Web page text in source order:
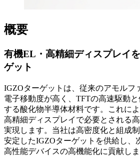
概要
有機EL・高精細ディスプレイ
ゲット
IGZOターゲットは、従来のアモルフ
電子移動度が高く、TFTの高速駆動
する酸化物半導体材料です。これに
高精細ディスプレイで必要とされる
実現します。当社は高密度化と組成
安定したIGZOターゲットを供給し、
高性能デバイスの高機能化に貢献しま